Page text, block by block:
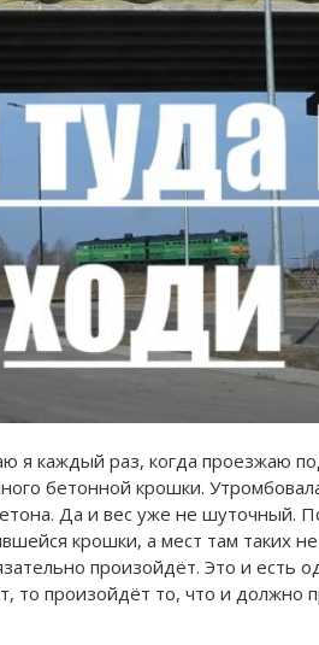
я каждый раз, когда проезжаю
бетонной крошки.
Да и вес уже не шуточный.
крошки, а мест там таких
произойдёт. Это и есть
то произойдёт то, что и должно